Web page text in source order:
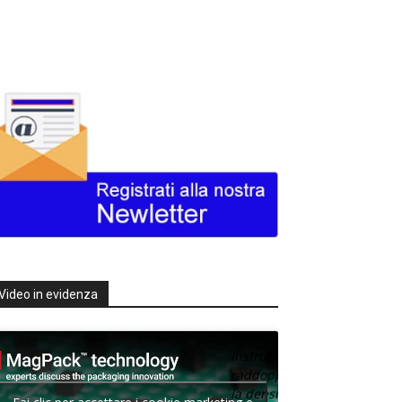
in evidenza
Texas
raddoppia
la densità